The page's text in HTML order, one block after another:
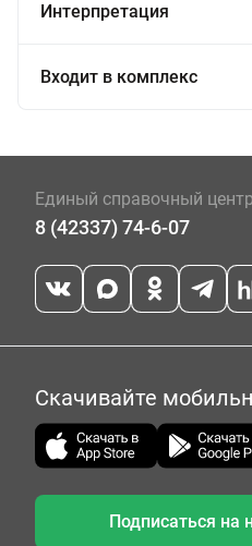
Интерпретация
Входит в комплекс
Единый справочный центр
8 (42337) 74-6-07
Скачивайте
Подписаться на